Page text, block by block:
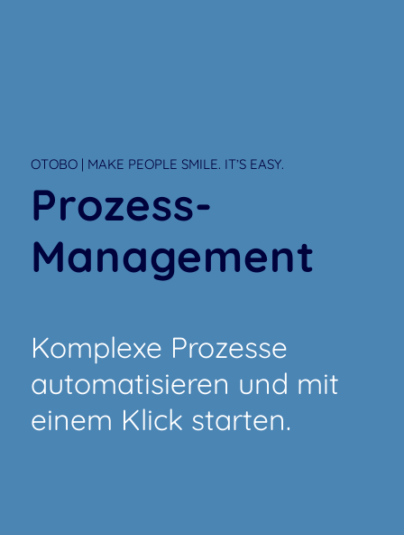
OTOBO | MAKE PEOPLE SMILE. IT’S EASY.
Prozess-
Management
Komplexe Prozesse
automatisieren und mit
einem Klick starten.